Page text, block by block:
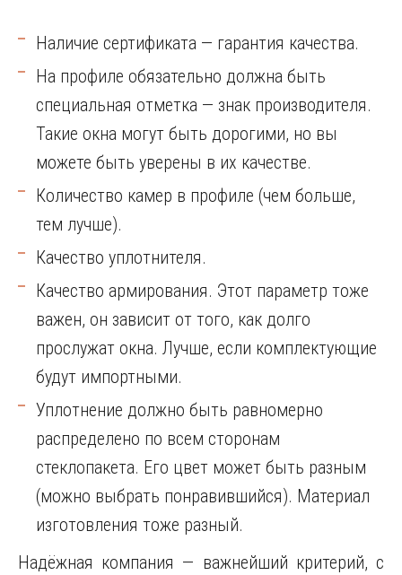
Наличие сертификата — гарантия качества.
На профиле обязательно должна быть
специальная отметка — знак производителя.
Такие окна могут быть дорогими, но вы
можете быть уверены в их качестве.
Количество камер в профиле (чем больше,
тем лучше).
Качество уплотнителя.
Качество армирования. Этот параметр тоже
важен, он зависит от того, как долго
прослужат окна. Лучше, если комплектующие
будут импортными.
Уплотнение должно быть равномерно
распределено по всем сторонам
стеклопакета. Его цвет может быть разным
(можно выбрать понравившийся). Материал
изготовления тоже разный.
Надёжная компания — важнейший критерий, с